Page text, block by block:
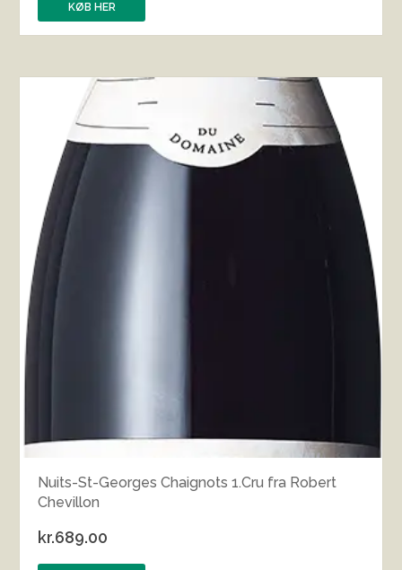
KØB HER
Nuits-St-Georges Chaignots 1.Cru fra Robert
Chevillon
kr.689.00